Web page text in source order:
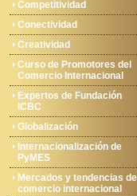
Competitividad
Conectividad
Creatividad
Curso de Promotores del
Comercio Internacional
Expertos de Fundación
ICBC
Globalización
Internacionalización de
PyMES
Mercados y tendencias del
comercio internacional